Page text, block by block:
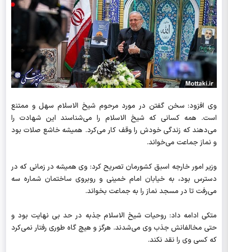
وی افزود: سخن گفتن در مورد مرحوم شیخ الاسلام سهل و ممتنع
است. همه کسانی که شیخ الاسلام را می‌شناسند این شهادت را
می‌دهند که زندگی خودش را وقف کار می‌کرد. همیشه خاشع صلات بود
و نماز جماعت می‌خواند.
وزیر امور خارجه اسبق کشورمان تصریح کرد: وی همیشه در زمانی که در
دسترس بود، به خیابان امام خمینی و روبروی ساختمان شماره سه
می‌رفت تا در مسجد نماز را به جماعت بخواند.
متکی ادامه داد: روحیات شیخ الاسلام جذبه در حد بی نهایت بود و
حتی مخالفانش جذب وی می‌شدند. هرگز و هیچ گاه طوری رفتار نمی‌کرد
که کسی وی را نقد نکند.